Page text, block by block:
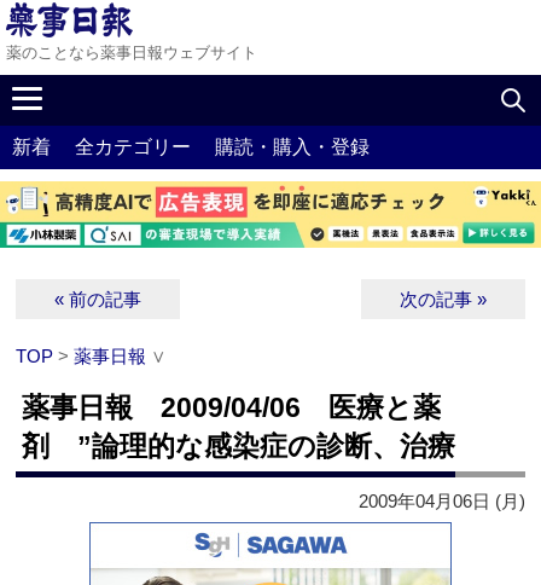
薬のことなら薬事日報ウェブサイト
新着 全カテゴリー 購読・購入・登録
« 前の記事 次の記事 »
TOP >薬事日報 ∨
薬事日報 2009/04/06 医療と薬
剤 ”論理的な感染症の診断、治療
2009年04月06日 (月)